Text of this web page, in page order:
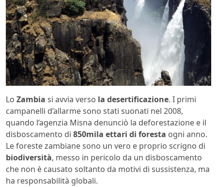
Lo Zambia si avvia verso la desertificazione. I primi
campanelli d’allarme sono stati suonati nel 2008,
quando l’agenzia Misna denunciò la deforestazione e il
disboscamento di 850mila ettari di foresta ogni anno.
Le foreste zambiane sono un vero e proprio scrigno di
biodiversità, messo in pericolo da un disboscamento
che non è causato soltanto da motivi di sussistenza, ma
ha responsabilità globali.